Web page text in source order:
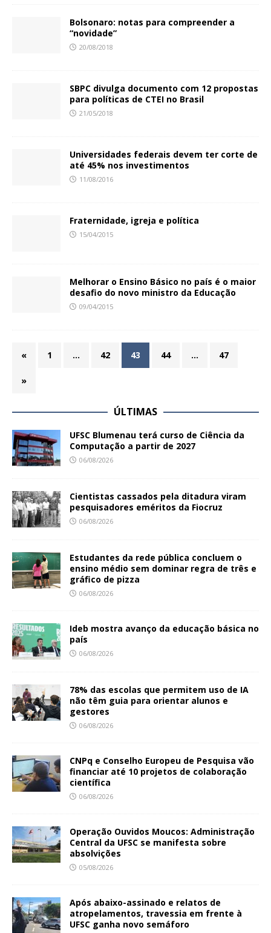
Bolsonaro: notas para compreender a
“novidade”
20/08/2018
SBPC divulga documento com 12 propostas
para políticas de CTEI no Brasil
21/05/2018
Universidades federais devem ter corte de
até 45% nos investimentos
11/08/2016
Fraternidade, igreja e política
15/04/2015
Melhorar o Ensino Básico no país é o maior
desafio do novo ministro da Educação
09/04/2015
« 1 … 42 43 44 … 47
»
ÚLTIMAS
UFSC Blumenau terá curso de Ciência da
Computação a partir de 2027
06/08/2026
Cientistas cassados pela ditadura viram
pesquisadores eméritos da Fiocruz
06/08/2026
Estudantes da rede pública concluem o
ensino médio sem dominar regra de três e
gráfico de pizza
06/08/2026
Ideb mostra avanço da educação básica no
país
06/08/2026
78% das escolas que permitem uso de IA
não têm guia para orientar alunos e
gestores
06/08/2026
CNPq e Conselho Europeu de Pesquisa vão
financiar até 10 projetos de colaboração
científica
06/08/2026
Operação Ouvidos Moucos: Administração
Central da UFSC se manifesta sobre
absolvições
05/08/2026
Após abaixo-assinado e relatos de
atropelamentos, travessia em frente à
UFSC ganha novo semáforo